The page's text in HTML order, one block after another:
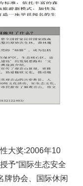
大奖:2006年10
予“国际生态安全
牌协会、国际休闲